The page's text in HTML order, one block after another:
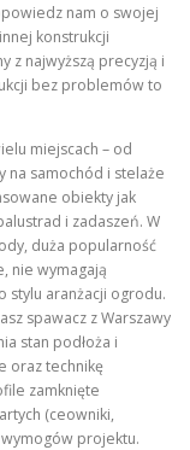
nam o swojej
konstrukcji
z najwyższą precyzją i
bez problemów to
miejscach – od
na samochód i stelaże
obiekty jak
i zadaszeń. W
duża popularność
nie wymagają
stylu aranżacji ogrodu.
spawacz z Warszawy
stan podłoża i
oraz technikę
zamknięte
(ceowniki,
projektu.